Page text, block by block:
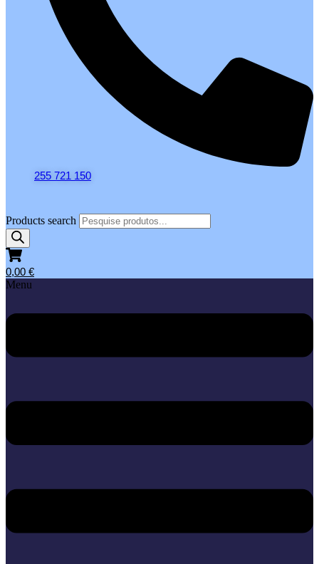
255 721 150
Products search
0,00 €
Menu